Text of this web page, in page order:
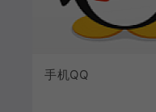
手机QQ